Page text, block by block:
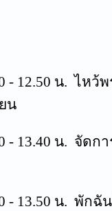
12.50 น. ไหว้
น
13.40 น. จัดกา
13.50 น. พักฉั